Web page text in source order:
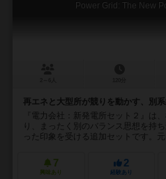
Power Grid: The New
再エネと大型所が競りを動かす、別
『電力会社：新発電所セット２』は
り、まったく別のバランス思想を持
った印象を受ける追加セットです。
7
興味あり
2
経験あり